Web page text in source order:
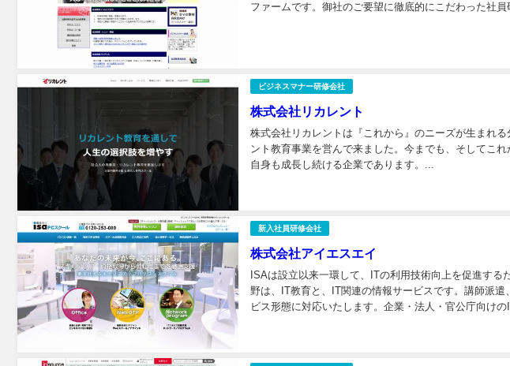
ファームです。御社のご要望に徹底的にこだわった社員
ビジネスマナー研修会社
株式会社リカレント
株式会社リカレントは『これから』のニーズが生まれ
ント教育事業を営んで来ました。今までも、そしてこ
自身も成長し続ける企業であります。...
新入社員研修会社
株式会社アイエスエイ
ISAは設立以来一環して、ITの利用技術向上を促進す
野は、IT教育と、IT関連の情報サービスです。講師派
ビス形態に対応いたします。企業・法人・官公庁向け